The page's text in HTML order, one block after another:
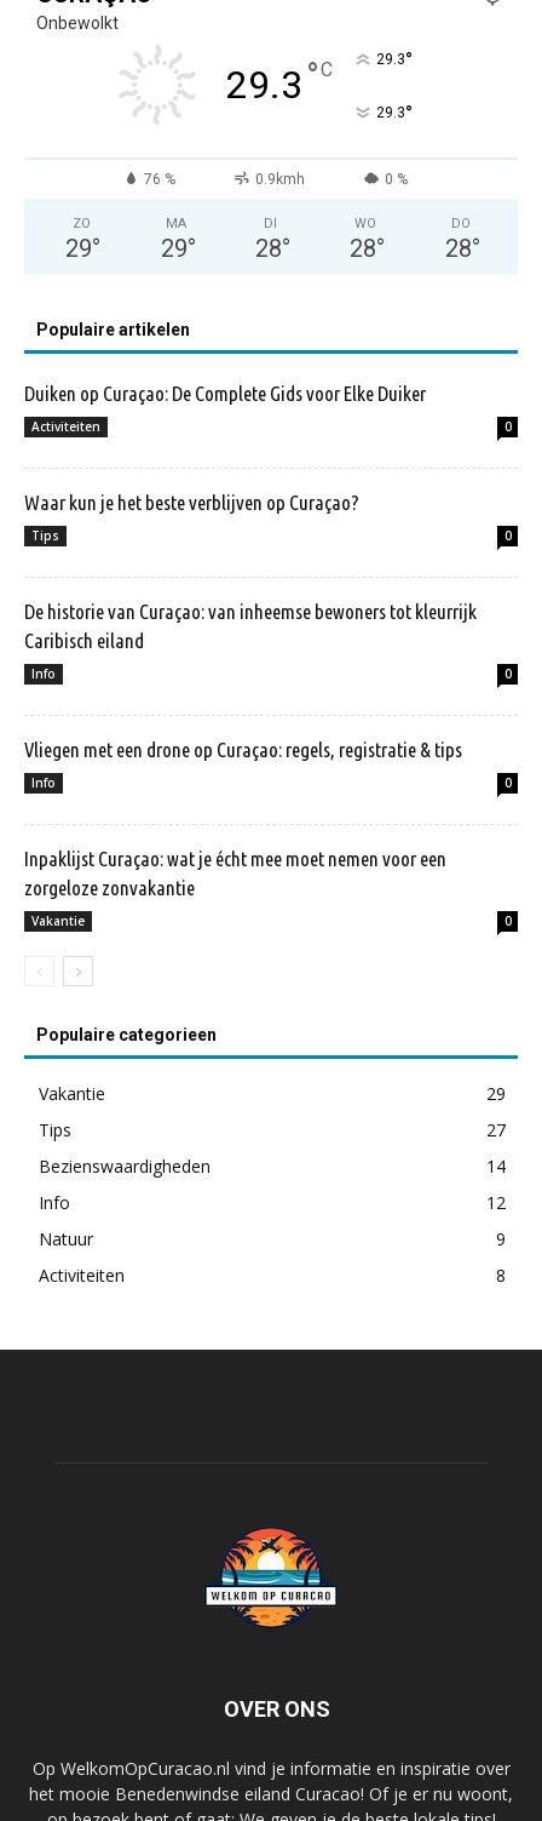
Onbewolkt
29.3 °C 29.3°
29.3°
76 % 0.9kmh 0 %
ZO
29°
MA
29°
DI
28°
WO
28°
DO
28°
Populaire artikelen
Duiken op Curaçao: De Complete Gids voor Elke Duiker
Activiteiten 0
Waar kun je het beste verblijven op Curaçao?
Tips 0
De historie van Curaçao: van inheemse bewoners tot kleurrijk
Caribisch eiland
Info 0
Vliegen met een drone op Curaçao: regels, registratie & tips
Info 0
Inpaklijst Curaçao: wat je écht mee moet nemen voor een
zorgeloze zonvakantie
Vakantie 0
Populaire categorieen
Vakantie
29
Tips
27
Bezienswaardigheden
14
Info
12
Natuur
9
Activiteiten
8
OVER ONS
Op WelkomOpCuracao.nl vind je informatie en inspiratie over
het mooie Benedenwindse eiland Curacao! Of je er nu woont,